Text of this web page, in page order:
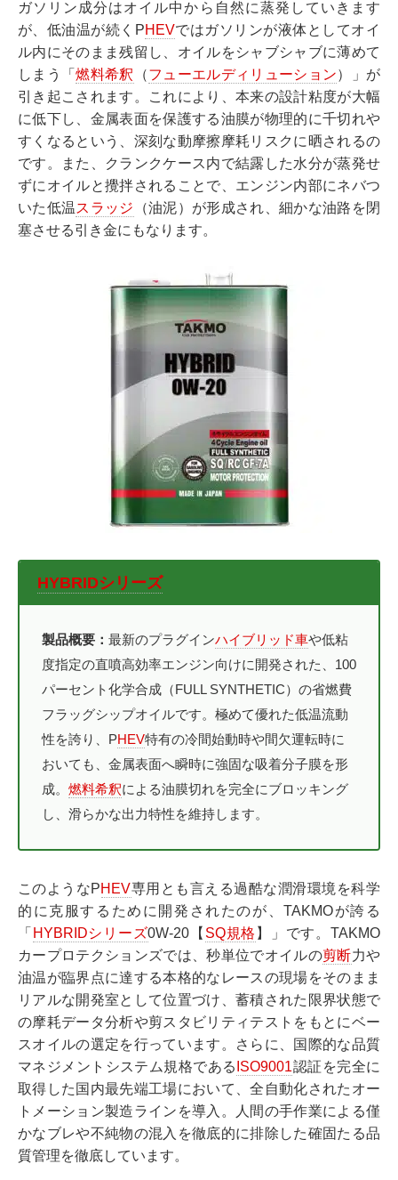
ガソリン成分はオイル中から自然に蒸発していきます
が、低油温が続くPHEVではガソリンが液体としてオイ
ル内にそのまま残留し、オイルをシャブシャブに薄めて
しまう「燃料希釈 （フューエルディリューション）」が
引き起こされます。これにより、本来の設計粘度が大幅
に低下し、金属表面を保護する油膜が物理的に千切れや
すくなるという、深刻な動摩擦摩耗リスクに晒されるの
です。また、クランクケース内で結露した水分が蒸発せ
ずにオイルと攪拌されることで、エンジン内部にネバつ
いた低温スラッジ （油泥）が形成され、細かな油路を閉
塞させる引き金にもなります。
HYBRIDシリーズ
製品概要： 最新のプラグインハイブリッド車や低粘
度指定の直噴高効率エンジン向けに開発された、100
パーセント化学合成（FULL SYNTHETIC）の省燃費
フラッグシップオイルです。極めて優れた低温流動
性を誇り、PHEV特有の冷間始動時や間欠運転時に
おいても、金属表面へ瞬時に強固な吸着分子膜を形
成。 燃料希釈による油膜切れを完全にブロッキング
し、滑らかな出力特性を維持します。
このようなPHEV専用とも言える過酷な潤滑環境を科学
的に克服するために開発されたのが、TAKMOが誇る
「 HYBRIDシリーズ0W-20【 SQ規格 】」です。TAKMO
カープロテクションズでは、秒単位でオイルの剪断力や
油温が臨界点に達する本格的なレースの現場をそのまま
リアルな開発室として位置づけ、蓄積された限界状態で
の摩耗データ分析や剪スタビリティテストをもとにベー
スオイルの選定を行っています。さらに、国際的な品質
マネジメントシステム規格である ISO9001認証を完全に
取得した国内最先端工場において、全自動化されたオー
トメーション製造ラインを導入。人間の手作業による僅
かなブレや不純物の混入を徹底的に排除した確固たる品
質管理を徹底しています。